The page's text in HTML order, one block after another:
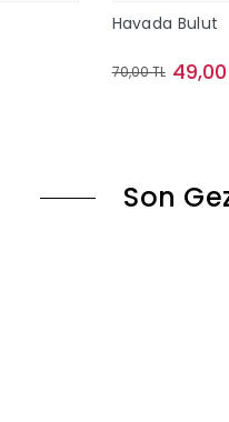
Havada Bulut
70,00 TL
Son